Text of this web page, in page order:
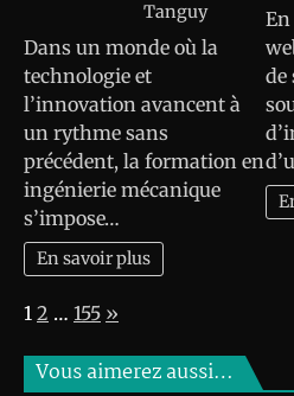
Tanguy
Dans un monde où la
technologie et
l’innovation avancent à
un rythme sans
précédent, la formation en
ingénierie mécanique
s’impose…
En savoir plus
En
de
Page:
1 2 … 155 Next
»
Vous aimerez aussi…